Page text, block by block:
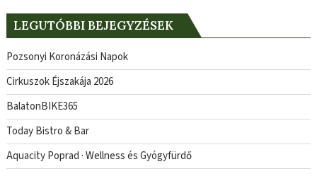
LEGUTÓBBI BEJEGYZÉSEK
Pozsonyi Koronázási Napok
Cirkuszok Éjszakája 2026
BalatonBIKE365
Today Bistro & Bar
Aquacity Poprad · Wellness és Gyógyfürdő